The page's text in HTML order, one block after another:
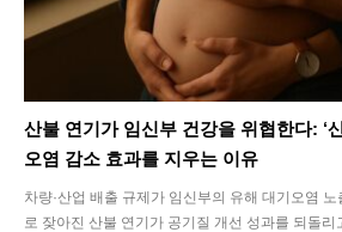
Food
Life
Interview
산불 연기가 임신부 건강을 위협한다: ‘
오염 감소 효과를 지우는 이유
차량·산업 배출 규제가 임신부의 유해 대기오염
로 잦아진 산불 연기가 공기질 개선 성과를 되돌